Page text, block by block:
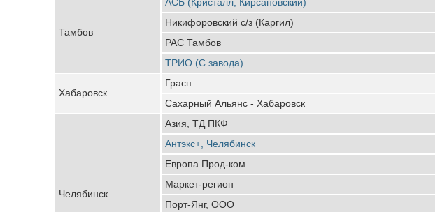
Тамбов
Никифоровский с/з (Каргил)
РАС Тамбов
ТРИО (С завода)
Хабаровск
Грасп
Сахарный Альянс - Хабаровск
Челябинск
Азия, ТД ПКФ
Антэкс+, Челябинск
Европа Прод-ком
Маркет-регион
Порт-Янг, ООО